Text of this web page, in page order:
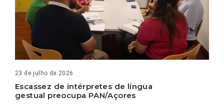
23 de julho de 2026
Escassez de intérpretes de língua
gestual preocupa PAN/Açores